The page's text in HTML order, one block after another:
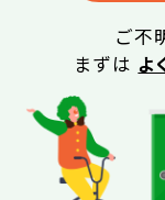
ご不
まずは よ